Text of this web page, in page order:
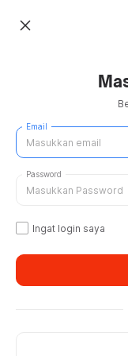
close
Email
Password
Ingat login saya